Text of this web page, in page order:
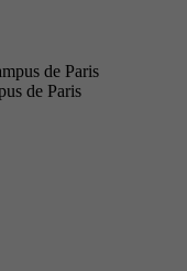
de Paris